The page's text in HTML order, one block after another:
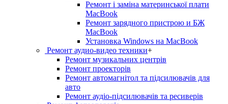
Ремонт і заміна материнської плати
MacBook
Ремонт зарядного пристрою и БЖ
MacBook
Установка Windows на MacBook
Ремонт аудио-видео техники+
Ремонт музикальних центрів
Ремонт проекторів
Ремонт автомагнітол та підсилювачів для
авто
Ремонт аудіо-підсилювачів та ресиверів